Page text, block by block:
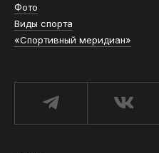
Фото
Виды спорта
«Спортивный меридиан»